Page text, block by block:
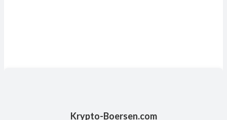
Krypto-Boersen.com